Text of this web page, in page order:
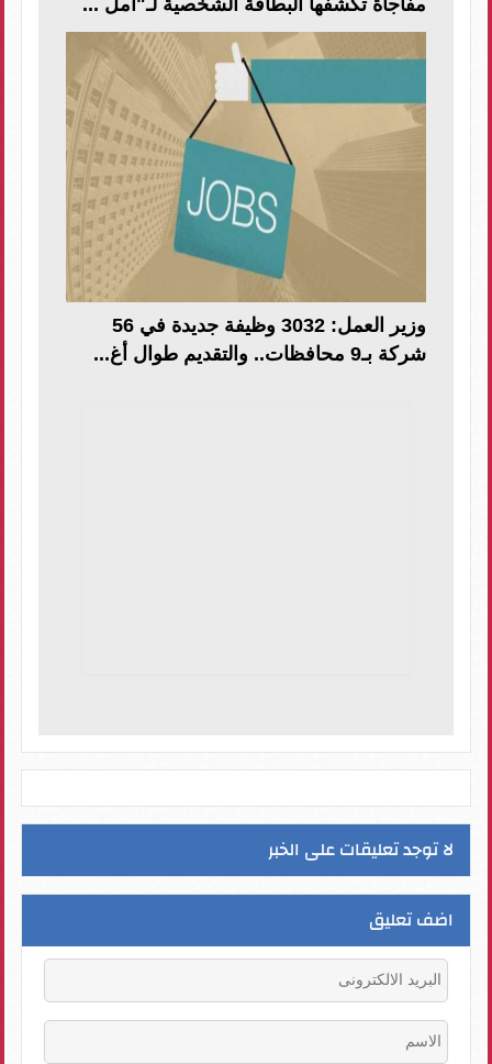
مفاجأة تكشفها البطاقة الشخصية لـ"امل ...
وزير العمل: 3032 وظيفة جديدة في 56
شركة بـ9 محافظات.. والتقديم طوال أغ...
لا توجد تعليقات على الخبر
اضف تعليق